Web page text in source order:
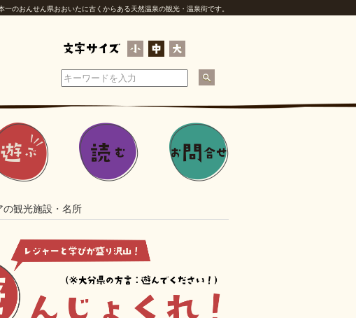
のおんせん県おおいたに古くからある天然温泉の観光・温泉街です。
観光施設・名所